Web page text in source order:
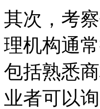
其次，考
理机构通
包括熟悉
业者可以